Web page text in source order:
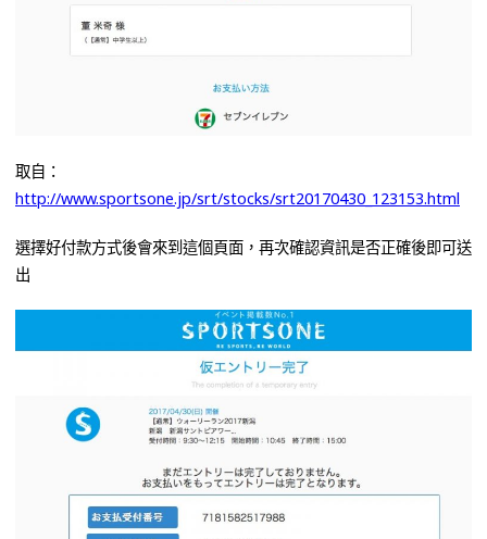
取自：
http://www.sportsone.jp/srt/stocks/srt20170430_123153.html
選擇好付款方式後會來到這個頁面，再次確認資訊是否正確後即可送
出